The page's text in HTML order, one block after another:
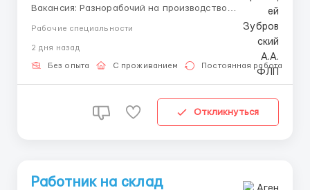
Вакансия: Разнорабочий на производство
автодеталей. Обязанности: обслуживание
алюминиевых запчастей к автомобилям премиум
класса. Упаковка, маркировка, контроль качества
Рабочие специальности
2 дня назад
Без опыта С проживанием Постоянная работа
Откликнуться
Работник на склад